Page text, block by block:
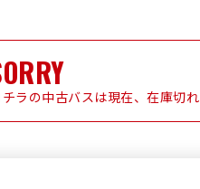
ラの中古バスは現在、在庫切れ